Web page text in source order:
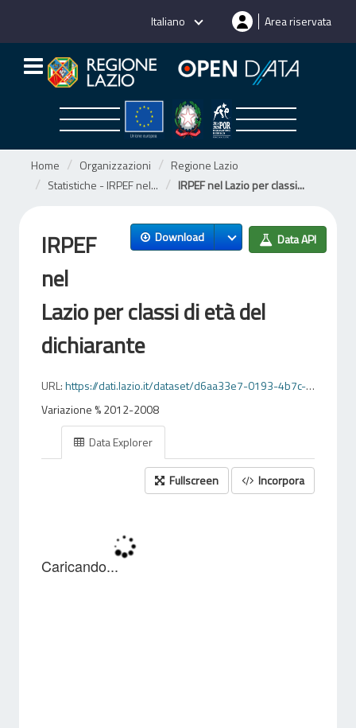
Italiano Area riservata
Home Organizzazioni
Regione Lazio
Statistiche - IRPEF nel...
IRPEF nel Lazio per classi...
Download Data API
IRPEF
nel
Lazio per classi di età del
dichiarante
URL:https://dati.lazio.it/dataset/d6aa33e7-0193-4b7c-a948-6f738ea12c47/resource/7e8333f7-9152-4cbb-9988-81ddb09c17e9/download/irpefnellazioperclassidietadeldichiarantevariazioneperc.20122008.csv
Variazione % 2012-2008
Data Explorer
Fullscreen Incorpora